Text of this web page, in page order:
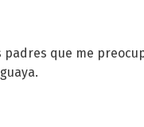
padres que me